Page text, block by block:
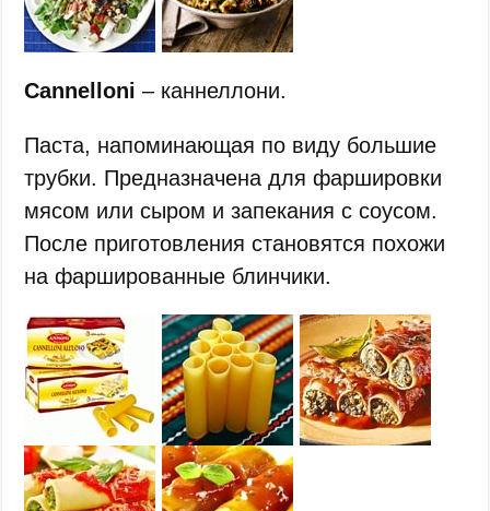
Cannelloni – каннеллони.
Паста, напоминающая по виду большие
трубки. Предназначена для фаршировки
мясом или сыром и запекания с соусом.
После приготовления становятся похожи
на фаршированные блинчики.